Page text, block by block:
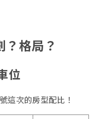
格局？
位
這次的房型配比！